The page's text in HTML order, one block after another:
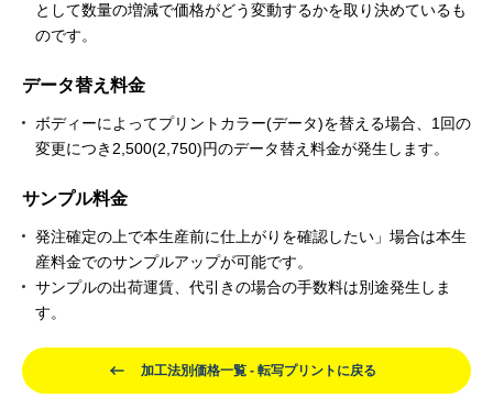
として数量の増減で価格がどう変動するかを取り決めているも
のです。
データ替え料金
ボディーによってプリントカラー(データ)を替える場合、1回の
変更につき2,500(2,750)円のデータ替え料金が発生します。
サンプル料金
発注確定の上で本生産前に仕上がりを確認したい」場合は本生
産料金でのサンプルアップが可能です。
サンプルの出荷運賃、代引きの場合の手数料は別途発生しま
す。
加工法別価格一覧 - 転写プリントに戻る